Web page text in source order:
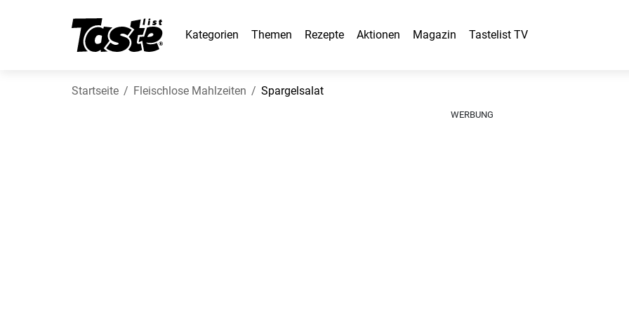
Kategorien Themen Rezepte Aktionen Magazin Tastelist TV
Startseite Fleischlose Mahlzeiten Spargelsalat
WERBUNG